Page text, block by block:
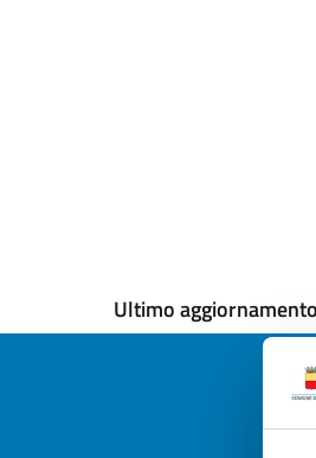
Ultimo